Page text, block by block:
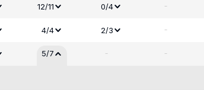
12/11 0/4 -
4/4 2/3 -
5/7 - -